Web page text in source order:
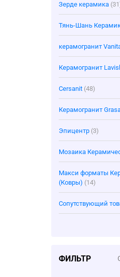
Зерде керамика
Тянь-Шань
керамогранит
Керамогранит
Cersanit (48)
Керамогранит
Эпицентр (3)
Мозаика
Макси форматы
(Ковры) (14)
Сопутствующий
ФИЛЬТР